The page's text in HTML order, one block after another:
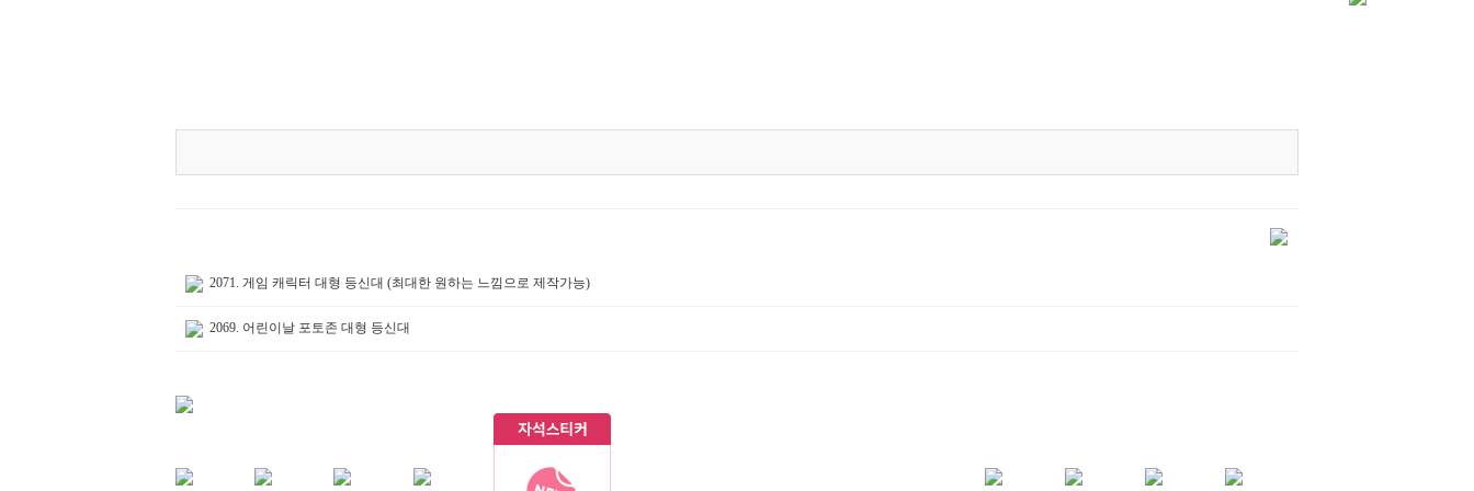
2071. 게임 캐릭터 대형 등신대 (최대한 원하는 느낌으로 제작가능)
2069. 어린이날 포토존 대형 등신대